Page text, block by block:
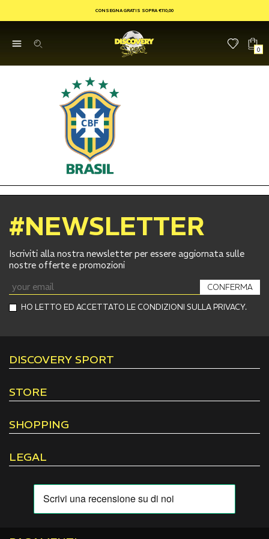
CONSEGNA GRATIS SOPRA €110,00
0
#NEWSLETTER
Iscriviti alla nostra newsletter per essere aggiornata sulle
nostre offerte e promozioni
HO LETTO ED ACCETTATO LE CONDIZIONI SULLA PRIVACY.
CONFERMA
DISCOVERY SPORT
STORE
SHOPPING
LEGAL